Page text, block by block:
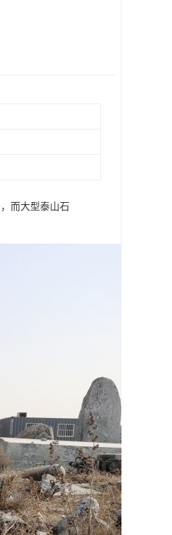
而大型泰山石